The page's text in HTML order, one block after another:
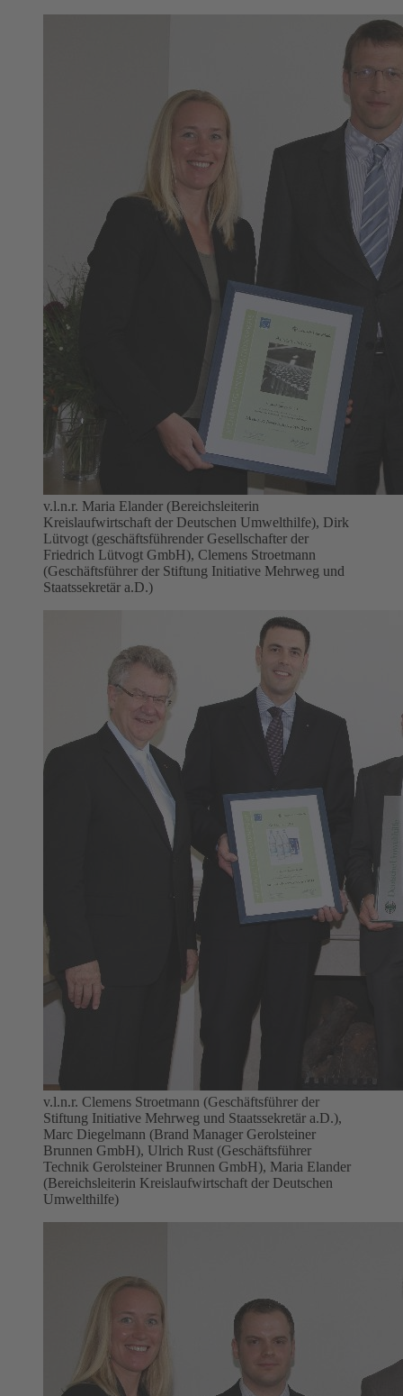
v.l.n.r. Maria Elander (Bereichsleiterin
Kreislaufwirtschaft der Deutschen Umwelthilfe), Dirk
Lütvogt (geschäftsführender Gesellschafter der
Friedrich Lütvogt GmbH), Clemens Stroetmann
(Geschäftsführer der Stiftung Initiative Mehrweg und
Staatssekretär a.D.)
v.l.n.r. Clemens Stroetmann (Geschäftsführer der
Stiftung Initiative Mehrweg und Staatssekretär a.D.),
Marc Diegelmann (Brand Manager Gerolsteiner
Brunnen GmbH), Ulrich Rust (Geschäftsführer
Technik Gerolsteiner Brunnen GmbH), Maria Elander
(Bereichsleiterin Kreislaufwirtschaft der Deutschen
Umwelthilfe)